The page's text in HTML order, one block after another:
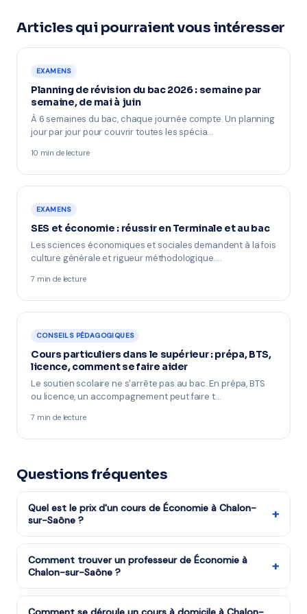
Articles qui pourraient vous intéresser
EXAMENS
Planning de révision du bac 2026 : semaine par
semaine, de mai à juin
À 6 semaines du bac, chaque journée compte. Un planning
jour par jour pour couvrir toutes les spécia…
10 min de lecture
EXAMENS
SES et économie : réussir en Terminale et au bac
Les sciences économiques et sociales demandent à la fois
culture générale et rigueur méthodologique.…
7 min de lecture
CONSEILS PÉDAGOGIQUES
Cours particuliers dans le supérieur : prépa, BTS,
licence, comment se faire aider
Le soutien scolaire ne s'arrête pas au bac. En prépa, BTS
ou licence, un accompagnement peut faire t…
7 min de lecture
Questions fréquentes
Quel est le prix d'un cours de Économie à Chalon-
sur-Saône ?
+
Les tarifs dépendent de la matière, du niveau et de la
formule choisie. Notre organisme partenaire est agréé
services à la personne : vous bénéficiez du crédit
d'impôt de 50%. Remplissez le formulaire pour recevoir
un devis gratuit.
Comment trouver un professeur de Économie à
Chalon-sur-Saône ?
+
Remplissez notre formulaire en 2 minutes. Notre équipe
vous met en relation avec notre organisme partenaire